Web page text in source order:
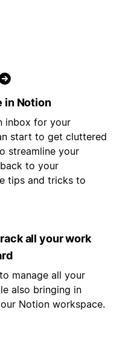
in Notion
inbox for your
start to get cluttered
streamline your
to your
tips and tricks to
all your work
manage all your
also bringing in
Notion workspace.